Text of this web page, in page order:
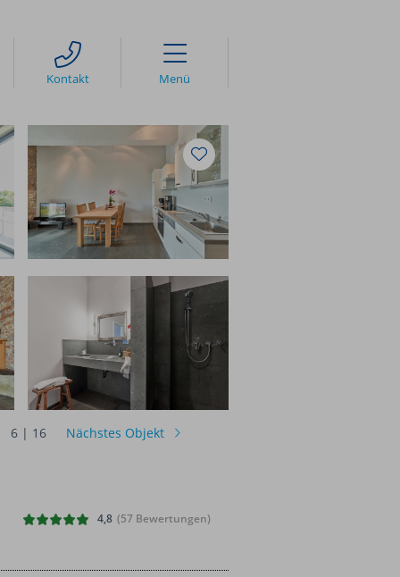
Kontakt
Rezeption
uns
6 | 16 Nächstes Objekt
4,8 (57 Bewertungen)